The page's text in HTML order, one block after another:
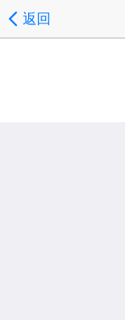
返回